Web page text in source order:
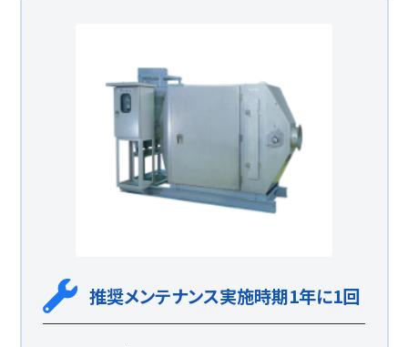
推奨メンテナンス実施時期1年に1回